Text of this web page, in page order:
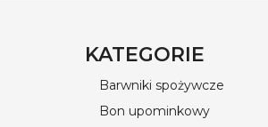
KATEGORIE
Barwniki spożywcze
Bon upominkowy